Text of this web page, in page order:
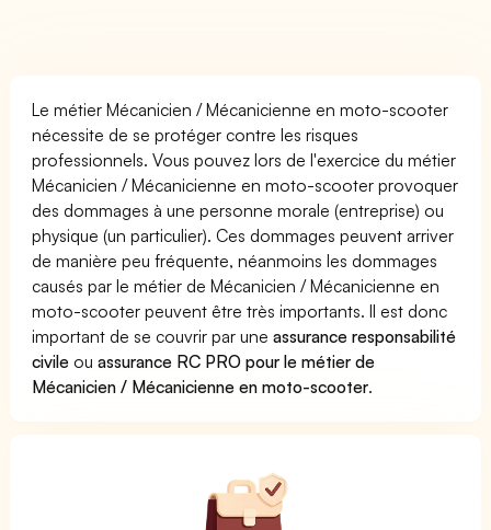
Le métier Mécanicien / Mécanicienne en moto-scooter
nécessite de se protéger contre les risques
professionnels. Vous pouvez lors de l'exercice du métier
Mécanicien / Mécanicienne en moto-scooter provoquer
des dommages à une personne morale (entreprise) ou
physique (un particulier). Ces dommages peuvent arriver
de manière peu fréquente, néanmoins les dommages
causés par le métier de Mécanicien / Mécanicienne en
moto-scooter peuvent être très importants. Il est donc
important de se couvrir par uneassurance responsabilité
civile ouassurance RC PRO pour le métier de
Mécanicien / Mécanicienne en moto-scooter.